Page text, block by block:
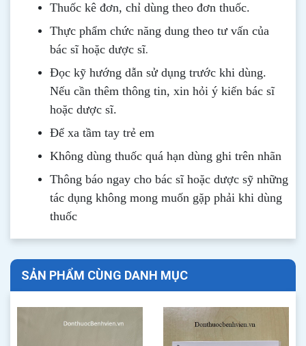
Thuốc kê đơn, chỉ dùng theo đơn thuốc.
Thực phẩm chức năng dung theo tư vấn của
bác sĩ hoặc dược sĩ.
Đọc kỹ hướng dẫn sử dụng trước khi dùng.
Nếu cần thêm thông tin, xin hỏi ý kiến bác sĩ
hoặc dược sĩ.
Để xa tầm tay trẻ em
Không dùng thuốc quá hạn dùng ghi trên nhãn
Thông báo ngay cho bác sĩ hoặc dược sỹ những
tác dụng không mong muốn gặp phải khi dùng
thuốc
SẢN PHẨM CÙNG DANH MỤC